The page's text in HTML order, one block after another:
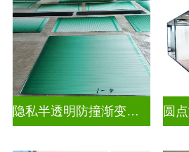
隐私半透明防撞渐变装饰玻璃